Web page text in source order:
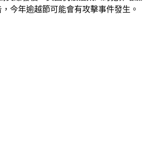
今年逾越節可能會有攻擊事件發生。